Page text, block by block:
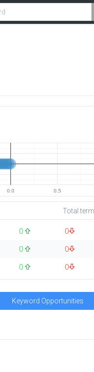
0.0 0.5
Total
0 0
0 0
0 0
Keyword Opportunities